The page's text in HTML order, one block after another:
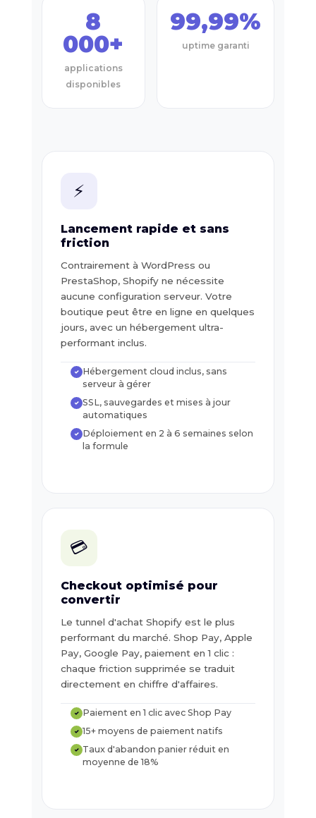
8
000+
applications
disponibles
99,99%
uptime garanti
⚡
Lancement rapide et sans
friction
Contrairement à WordPress ou
PrestaShop, Shopify ne nécessite
aucune configuration serveur. Votre
boutique peut être en ligne en quelques
jours, avec un hébergement ultra-
performant inclus.
✓ Hébergement cloud inclus, sans
serveur à gérer
✓ SSL, sauvegardes et mises à jour
automatiques
✓ Déploiement en 2 à 6 semaines selon
la formule
💳
Checkout optimisé pour
convertir
Le tunnel d'achat Shopify est le plus
performant du marché. Shop Pay, Apple
Pay, Google Pay, paiement en 1 clic :
chaque friction supprimée se traduit
directement en chiffre d'affaires.
✓ Paiement en 1 clic avec Shop Pay
✓ 15+ moyens de paiement natifs
✓ Taux d'abandon panier réduit en
moyenne de 18%